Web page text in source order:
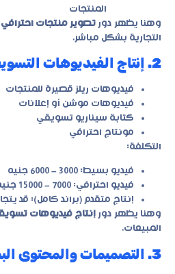
المنتجات
وهنا يظهر دور تصوير منتجات احترافي
التجارية بشكل مباشر.
2. إنتاج الفيديوهات التسويقية
فيديوهات ريلز قصيرة للمنتجات
فيديوهات موشن أو إعلانات
كتابة سيناريو تسويقي
مونتاج احترافي
التكلفة:
فيديو بسيط: 3000 – 6000 جنيه
فيديو احترافي: 7000 – 15000 جنيه
إنتاج متقدم (براند كامل): قد يتجاوز 15000
وهنا يظهر دور إنتاج فيديوهات
المبيعات.
3. التصميمات والمحتوى البصري